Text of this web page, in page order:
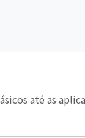
até as